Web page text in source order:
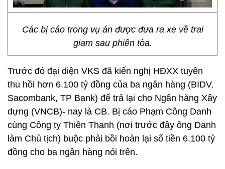
Các bị cáo trong vụ án được đưa ra xe về trai
giam sau phiên tòa.
Trước đó đại diện VKS đã kiến nghị HĐXX tuyên
thu hồi hơn 6.100 tỷ đồng của ba ngân hàng (BIDV,
Sacombank, TP Bank) để trả lại cho Ngân hàng Xây
dựng (VNCB)- nay là CB. Bị cáo Phạm Công Danh
cùng Công ty Thiên Thanh (nơi trước đây ông Danh
làm Chủ tịch) buộc phải bồi hoàn lại số tiền 6.100 tỷ
đồng cho ba ngân hàng nói trên.